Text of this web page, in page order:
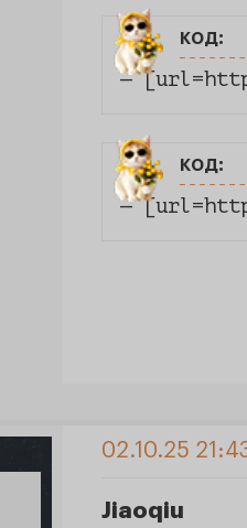
код:
—
код:
—
02.10.25
Jiaoqiu